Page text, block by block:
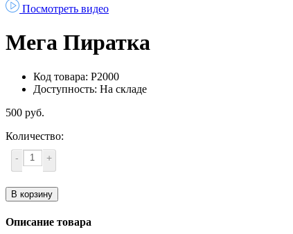
Посмотреть видео
Мега Пиратка
Код товара: Р2000
Доступность: На складе
500 руб.
Количество:
- +
В корзину
Описание товара